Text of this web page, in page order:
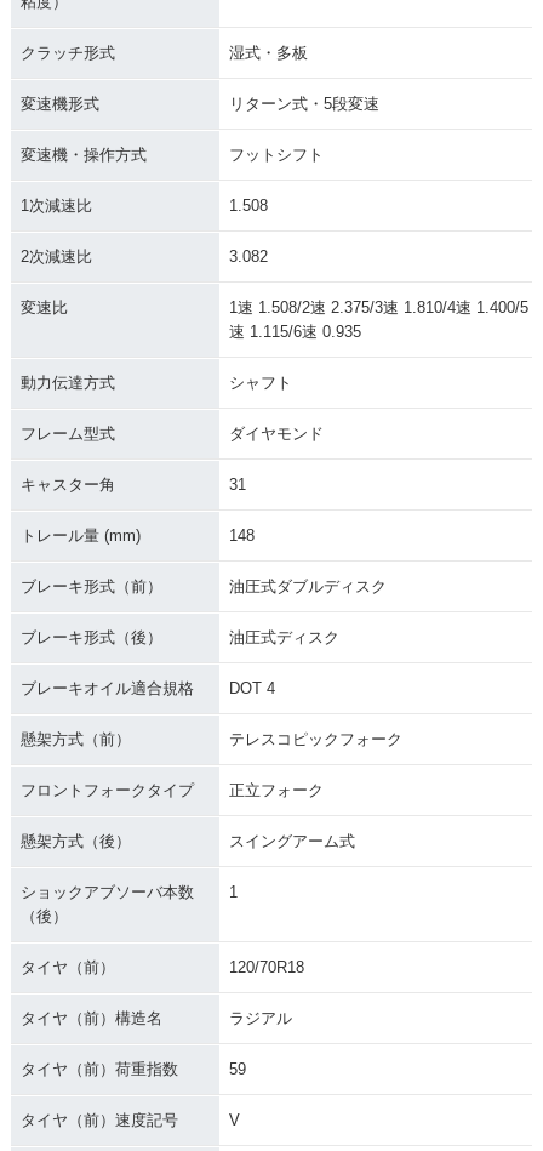
クラッチ形式 湿式・多板
変速機形式 リターン式・5段変速
変速機・操作方式 フットシフト
1次減速比 1.508
2次減速比 3.082
変速比
1速 1.508/2速 2.375/3速 1.810/4速 1.400/5
速 1.115/6速 0.935
動力伝達方式 シャフト
フレーム型式 ダイヤモンド
キャスター角 31
トレール量 (mm) 148
ブレーキ形式（前） 油圧式ダブルディスク
ブレーキ形式（後） 油圧式ディスク
ブレーキオイル適合規格 DOT 4
懸架方式（前） テレスコピックフォーク
フロントフォークタイプ 正立フォーク
懸架方式（後） スイングアーム式
ショックアブソーバ本数
（後）
1
タイヤ（前） 120/70R18
タイヤ（前）構造名 ラジアル
タイヤ（前）荷重指数 59
タイヤ（前）速度記号 V